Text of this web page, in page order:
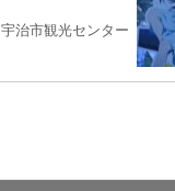
宇治市観光センター